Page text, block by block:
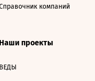
компаний
Наши проекты
ВЕДЫ